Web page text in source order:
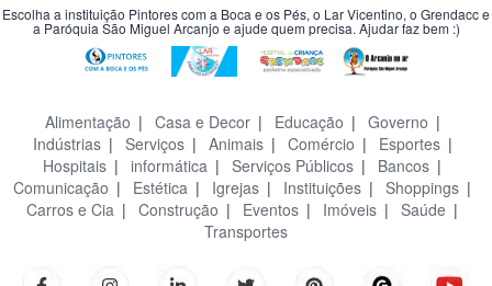
Escolha a instituição Pintores com a Boca e os Pés, o Lar Vicentino, o Grendacc e
a Paróquia São Miguel Arcanjo e ajude quem precisa. Ajudar faz bem :)
Alimentação | Casa e Decor| Educação | Governo |
Indústrias| Serviços| Animais| Comércio | Esportes|
Hospitais | informática | Serviços Públicos | Bancos |
Comunicação | Estética | Igrejas | Instituições | Shoppings |
Carros e Cia | Construção | Eventos | Imóveis | Saúde |
Transportes